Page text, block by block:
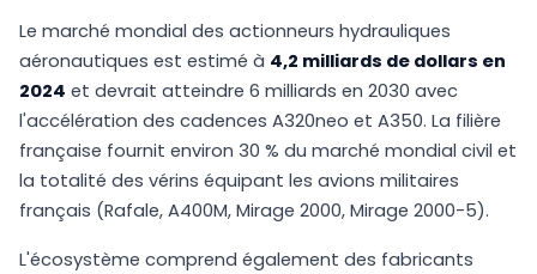
Le marché mondial des actionneurs hydrauliques
aéronautiques est estimé à 4,2 milliards de dollars en
2024 et devrait atteindre 6 milliards en 2030 avec
l'accélération des cadences A320neo et A350. La filière
française fournit environ 30 % du marché mondial civil et
la totalité des vérins équipant les avions militaires
français (Rafale, A400M, Mirage 2000, Mirage 2000-5).
L'écosystème comprend également des fabricants